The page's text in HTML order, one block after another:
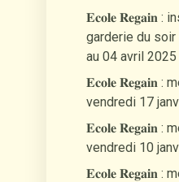
𝐄𝐜𝐨𝐥𝐞 𝐑𝐞𝐠𝐚𝐢𝐧 :
garderie du
au 04 avril 2025
𝐄𝐜𝐨𝐥𝐞 𝐑𝐞𝐠𝐚𝐢𝐧 :
vendredi 17
𝐄𝐜𝐨𝐥𝐞 𝐑𝐞𝐠𝐚𝐢𝐧 :
vendredi 10
𝐄𝐜𝐨𝐥𝐞 𝐑𝐞𝐠𝐚𝐢𝐧 :